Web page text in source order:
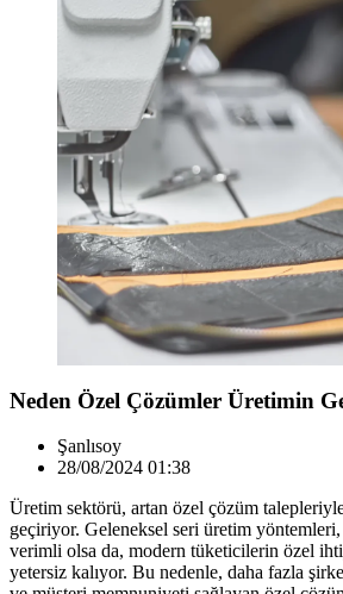
Neden Özel Çözümler Üretimin
Şanlısoy
28/08/2024 01:38
Üretim sektörü, artan özel çözüm
geçiriyor. Geleneksel seri üretim
verimli olsa da, modern tüketicilerin özel
yetersiz kalıyor. Bu nedenle, daha fazla